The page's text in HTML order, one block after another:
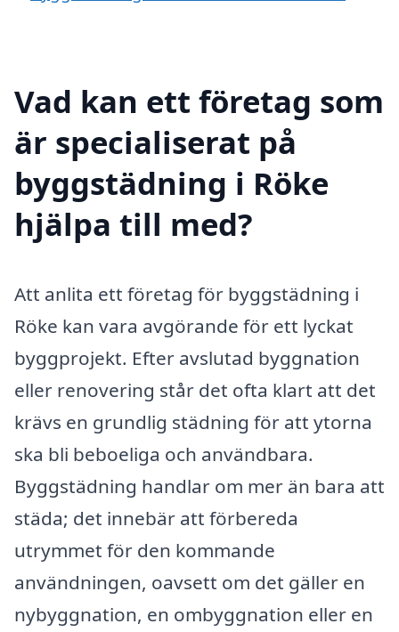
Vad kan ett företag som
är specialiserat på
byggstädning i Röke
hjälpa till med?
Att anlita ett företag för byggstädning i
Röke kan vara avgörande för ett lyckat
byggprojekt. Efter avslutad byggnation
eller renovering står det ofta klart att det
krävs en grundlig städning för att ytorna
ska bli beboeliga och användbara.
Byggstädning handlar om mer än bara att
städa; det innebär att förbereda
utrymmet för den kommande
användningen, oavsett om det gäller en
nybyggnation, en ombyggnation eller en